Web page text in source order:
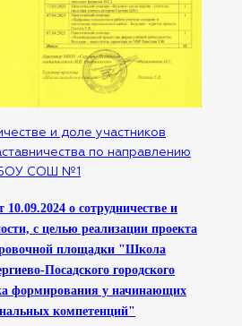
и доле участников
по направлению
СОШ №1
о сотрудничестве и
с целью реализации проекта
площадки "Школа
Посадского городского
формирования у начинающих
компетенций"